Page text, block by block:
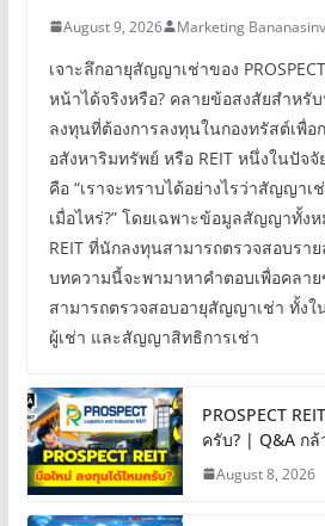
August 9, 2026 Marketing
เจาะลึกอายุสัญญาเช่าของ
หน้าได้จริงหรือ? คลายข้อสงสัยสำหรั
ลงทุนที่ต้องการลงทุนในกองทรัสต์เพื่อ
อสังหาริมทรัพย์ หรือ REIT หนึ่งในปัจ
คือ “เราจะทราบได้อย่างไรว่าสัญญาเ
เมื่อไหร่?” โดยเฉพาะข้อมูลสัญญาทั้งห
REIT ที่นักลงทุนสามารถตรวจสอบรา
บทความนี้จะพามาหาคำตอบเพื่อคลาย
สามารถตรวจสอบอายุสัญญาเช่า ทั้ง
ผู้เช่า และสัญญาสิทธิการเช่า
PROSPECT
ครับ? | Q&A กล้
August 8, 2026